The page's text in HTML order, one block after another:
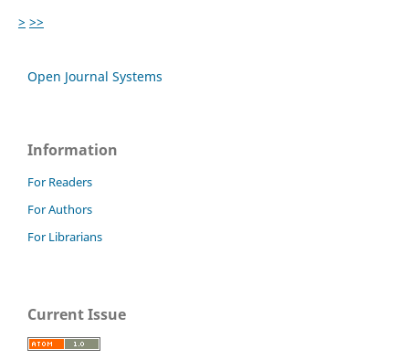
> >>
Open Journal Systems
Information
For Readers
For Authors
For Librarians
Current Issue